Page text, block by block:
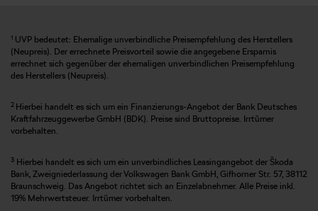
1 UVP bedeutet: Ehemalige unverbindliche Preisempfehlung des Herstellers
(Neupreis). Der errechnete Preisvorteil sowie die angegebene Ersparnis
errechnet sich gegenüber der ehemaligen unverbindlichen Preisempfehlung
des Herstellers (Neupreis).
2 Hierbei handelt es sich um ein Finanzierungs-Angebot der Bank Deutsches
Kraftfahrzeuggewerbe GmbH (BDK). Preise sind Bruttopreise. Irrtümer
vorbehalten.
3 Hierbei handelt es sich um ein unverbindliches Leasingangebot der Škoda
Bank, Zweigniederlassung der Volkswagen Bank GmbH, Gifhorner Str. 57, 38112
Braunschweig. Das Angebot richtet sich an Einzelabnehmer. Alle Preise inkl.
19% Mehrwertsteuer. Irrtümer vorbehalten.